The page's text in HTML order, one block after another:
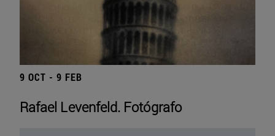
9 OCT - 9 FEB
Rafael Levenfeld. Fotógrafo